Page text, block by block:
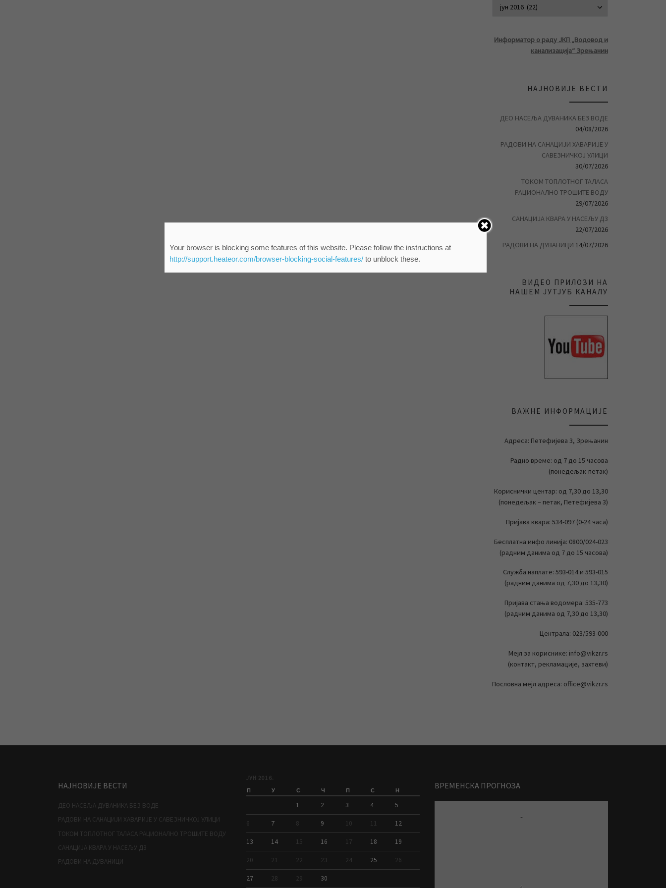
Информатор о раду ЈКП „Водовод и
канализација“ Зрењанин
НАЈНОВИЈЕ ВЕСТИ
ДЕО НАСЕЉА ДУВАНИКА БЕЗ ВОДЕ
04/08/2026
РАДОВИ НА САНАЦИЈИ ХАВАРИЈЕ У
САВЕЗНИЧКОЈ УЛИЦИ
30/07/2026
ТОКОМ ТОПЛОТНОГ ТАЛАСА
РАЦИОНАЛНО ТРОШИТЕ ВОДУ
29/07/2026
САНАЦИЈА КВАРА У НАСЕЉУ Д3
22/07/2026
РАДОВИ НА ДУВАНИЦИ 14/07/2026
ВИДЕО ПРИЛОЗИ НА
НАШЕМ ЈУТЈУБ КАНАЛУ
ВАЖНЕ ИНФОРМАЦИЈЕ
Адреса: Петефијева 3, Зрењанин
Радно време: од 7 до 15 часова
(понедељак-петак)
Кориснички центар: од 7,30 до 13,30
(понедељак – петак, Петефијева 3)
Пријава квара: 534-097 (0-24 часа)
Бесплатна инфо линија: 0800/024-023
(радним данима од 7 до 15 часова)
Служба наплате: 593-014 и 593-015
(радним данима од 7,30 до 13,30)
Пријава стања водомера: 535-773
(радним данима од 7,30 до 13,30)
Централа: 023/593-000
Мејл за кориснике: info@vikzr.rs
(контакт, рекламације, захтеви)
Пословна мејл адреса: office@vikzr.rs
НАЈНОВИЈЕ ВЕСТИ
ДЕО НАСЕЉА ДУВАНИКА БЕЗ ВОДЕ
РАДОВИ НА САНАЦИЈИ ХАВАРИЈЕ У САВЕЗНИЧКОЈ УЛИЦИ
ТОКОМ ТОПЛОТНОГ ТАЛАСА РАЦИОНАЛНО ТРОШИТЕ ВОДУ
САНАЦИЈА КВАРА У НАСЕЉУ Д3
РАДОВИ НА ДУВАНИЦИ
ЈУН 2016.
П У С Ч П С Н
1 2 3 4 5
6 7 8 9 10 11 12
13 14 15 16 17 18 19
20 21 22 23 24 25 26
27 28 29 30
ВРЕМЕНСКА ПРОГНОЗА
-
Your browser is blocking some features of this website. Please follow the instructions at
http://support.heateor.com/browser-blocking-social-features/to unblock these.